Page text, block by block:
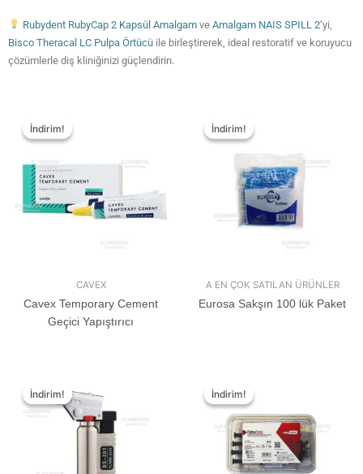
Rubydent RubyCap 2 Kapsül Amalgamve Amalgam NAIS SPILL 2‘yi,
Bisco Theracal LC Pulpa Örtücü ile birleştirerek, ideal restoratif ve koruyucu
çözümlerle diş kliniğinizi güçlendirin.
İndirim!
İndirim!
CAVEX
Cavex Temporary Cement
Geçici Yapıştırıcı
İndirim!
İndirim!
A EN ÇOK SATILAN ÜRÜNLER
Eurosa Sakşın 100 lük Paket
İndirim!
İndirim! İndirim!
İndirim!